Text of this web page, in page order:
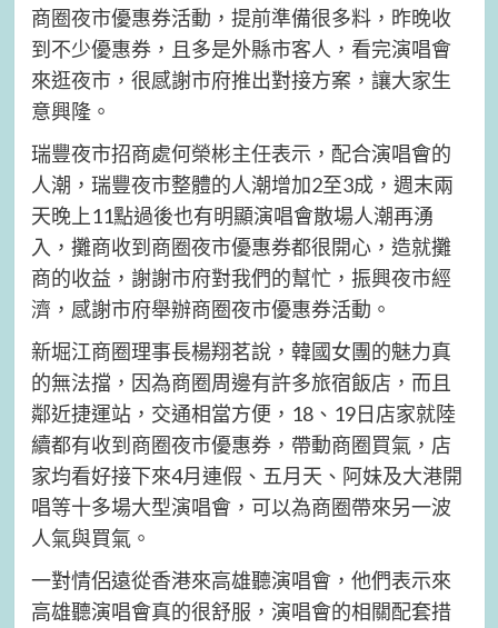
商圈夜市優惠券活動，提前準備很多料，昨晚收
到不少優惠券，且多是外縣市客人，看完演唱會
來逛夜市，很感謝市府推出對接方案，讓大家生
意興隆。
瑞豐夜市招商處何榮彬主任表示，配合演唱會的
人潮，瑞豐夜市整體的人潮增加2至3成，週末兩
天晚上11點過後也有明顯演唱會散場人潮再湧
入，攤商收到商圈夜市優惠券都很開心，造就攤
商的收益，謝謝市府對我們的幫忙，振興夜市經
濟，感謝市府舉辦商圈夜市優惠券活動。
新堀江商圈理事長楊翔茗說，韓國女團的魅力真
的無法擋，因為商圈周邊有許多旅宿飯店，而且
鄰近捷運站，交通相當方便，18、19日店家就陸
續都有收到商圈夜市優惠券，帶動商圈買氣，店
家均看好接下來4月連假、五月天、阿妹及大港開
唱等十多場大型演唱會，可以為商圈帶來另一波
人氣與買氣。
一對情侶遠從香港來高雄聽演唱會，他們表示來
高雄聽演唱會真的很舒服，演唱會的相關配套措